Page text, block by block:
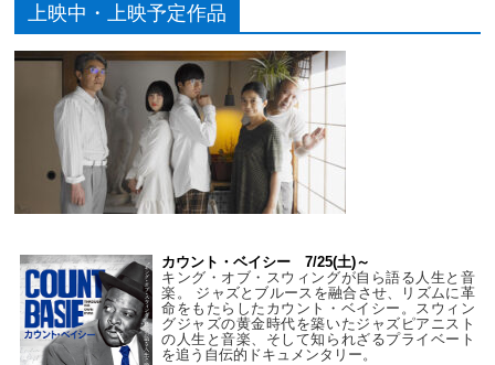
上映中・上映予定作品
カウント・ベイシー 7/25(土)～
キング・オブ・スウィングが自ら語る人生と音
楽。 ジャズとブルースを融合させ、リズムに革
命をもたらしたカウント・ベイシー。スウィン
グジャズの黄金時代を築いたジャズピアニスト
の人生と音楽、そして知られざるプライベート
を追う自伝的ドキュメンタリー。